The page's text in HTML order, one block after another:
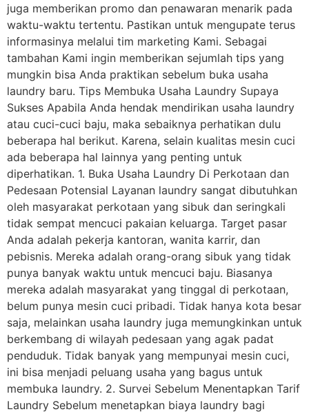
juga memberikan promo dan penawaran menarik pada
waktu-waktu tertentu. Pastikan untuk mengupate terus
informasinya melalui tim marketing Kami. Sebagai
tambahan Kami ingin memberikan sejumlah tips yang
mungkin bisa Anda praktikan sebelum buka usaha
laundry baru. Tips Membuka Usaha Laundry Supaya
Sukses Apabila Anda hendak mendirikan usaha laundry
atau cuci-cuci baju, maka sebaiknya perhatikan dulu
beberapa hal berikut. Karena, selain kualitas mesin cuci
ada beberapa hal lainnya yang penting untuk
diperhatikan. 1. Buka Usaha Laundry Di Perkotaan dan
Pedesaan Potensial Layanan laundry sangat dibutuhkan
oleh masyarakat perkotaan yang sibuk dan seringkali
tidak sempat mencuci pakaian keluarga. Target pasar
Anda adalah pekerja kantoran, wanita karrir, dan
pebisnis. Mereka adalah orang-orang sibuk yang tidak
punya banyak waktu untuk mencuci baju. Biasanya
mereka adalah masyarakat yang tinggal di perkotaan,
belum punya mesin cuci pribadi. Tidak hanya kota besar
saja, melainkan usaha laundry juga memungkinkan untuk
berkembang di wilayah pedesaan yang agak padat
penduduk. Tidak banyak yang mempunyai mesin cuci,
ini bisa menjadi peluang usaha yang bagus untuk
membuka laundry. 2. Survei Sebelum Menentapkan Tarif
Laundry Sebelum menetapkan biaya laundry bagi